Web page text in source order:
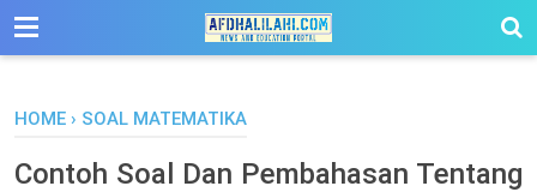
-->
HOME › SOAL MATEMATIKA
Contoh Soal Dan Pembahasan Tentang